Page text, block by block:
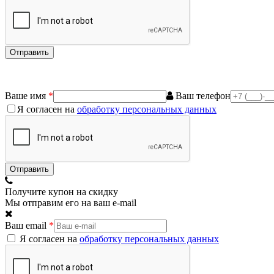
Ваше имя * Ваш телефон
Я согласен на обработку персональных данных
Получите купон на скидку
Мы отправим его на ваш e-mail
Ваш email *
Я согласен на обработку персональных данных